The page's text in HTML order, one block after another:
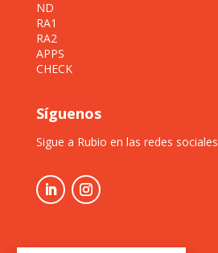
ND
RA1
RA2
APPS
CHECK
Síguenos
Sigue a Rubio en las redes sociales